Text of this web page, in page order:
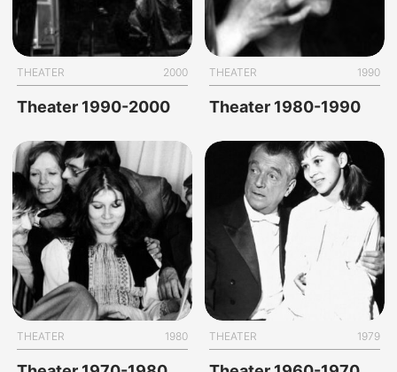
THEATER 2000
Theater 1990-2000
THEATER 1990
Theater 1980-1990
THEATER 1980 THEATER 1979